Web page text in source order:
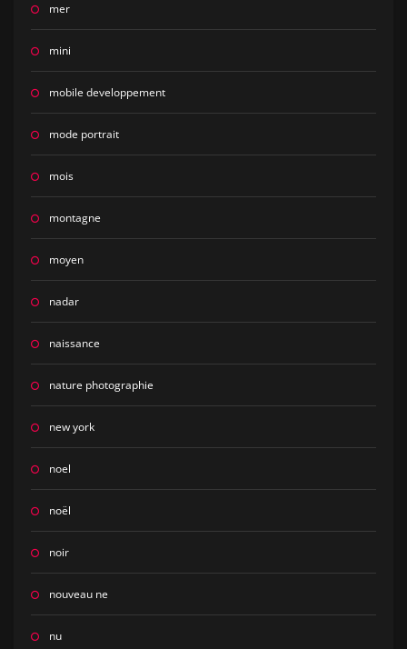
mer
mini
mobile developpement
mode portrait
mois
montagne
moyen
nadar
naissance
nature photographie
new york
noel
noël
noir
nouveau ne
nu